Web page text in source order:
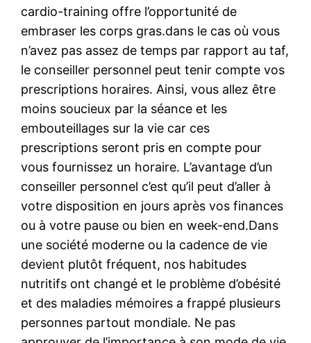
cardio-training offre l’opportunité de
embraser les corps gras.dans le cas où vous
n’avez pas assez de temps par rapport au taf,
le conseiller personnel peut tenir compte vos
prescriptions horaires. Ainsi, vous allez être
moins soucieux par la séance et les
embouteillages sur la vie car ces
prescriptions seront pris en compte pour
vous fournissez un horaire. L’avantage d’un
conseiller personnel c’est qu’il peut d’aller à
votre disposition en jours après vos finances
ou à votre pause ou bien en week-end.Dans
une société moderne ou la cadence de vie
devient plutôt fréquent, nos habitudes
nutritifs ont changé et le problème d’obésité
et des maladies mémoires a frappé plusieurs
personnes partout mondiale. Ne pas